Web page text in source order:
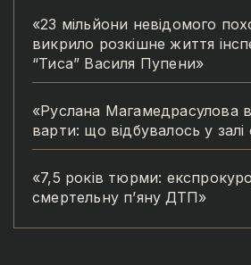
«23 мільйони невідомого
викрило розкішне життя
“Тиса” Василя Пупени»
«Руслана Магамедрасулова
варти: що відбувалось у залі
«7,5 років тюрми:
смертельну п’яну ДТП»